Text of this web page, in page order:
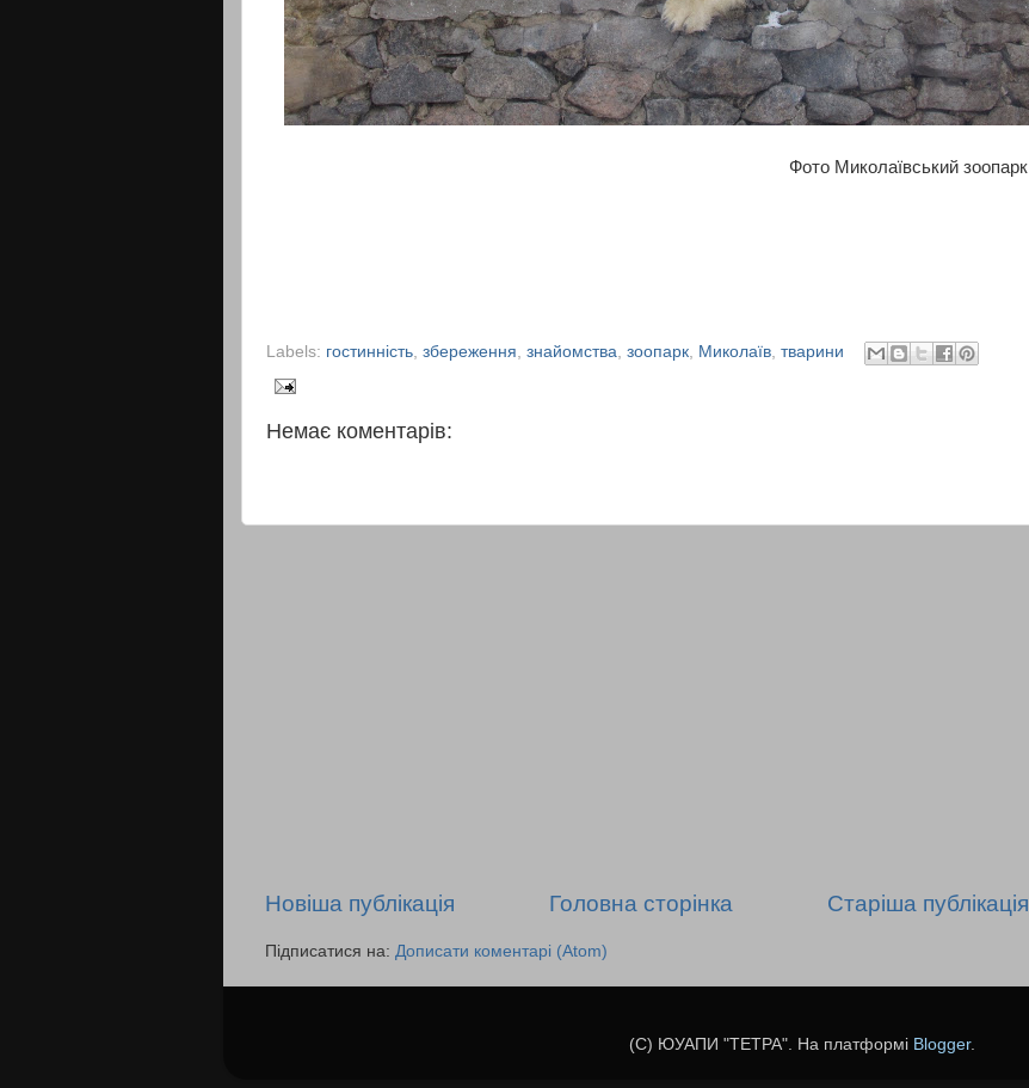
Фото Миколаївський зоопарк
Labels: гостинність збереження знайомства зоопарк Миколаїв тварини
Немає коментарів:
Новіша публікація Старіша публікація
Головна сторінка
Підписатися на: Дописати коментарі (Atom)
(C) ЮУАПИ "TETPA". На платформі Blogger.